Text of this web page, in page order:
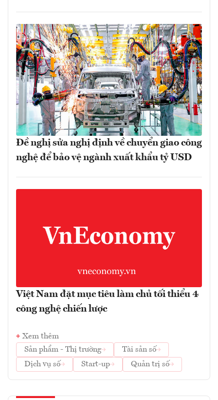
Đề nghị sửa nghị định về chuyển giao công
nghệ để bảo vệ ngành xuất khẩu tỷ USD
Việt Nam đặt mục tiêu làm chủ tối thiểu 4
công nghệ chiến lược
Xem thêm
Sản phẩm - Thị trường
Tài sản số
Dịch vụ số
Start-up Quản trị số